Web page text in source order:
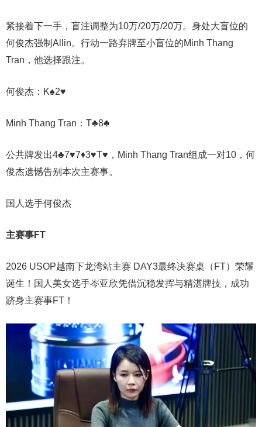
紧接着下一手，盲注调整为10万/20万/20万。身处大盲位的
何俊杰强制Allin。行动一路弃牌至小盲位的Minh Thang
Tran，他选择跟注。
何俊杰：K♠2♥
Minh Thang Tran：T♣8♣
公共牌发出4♣7♥7♦3♥T♥，Minh Thang Tran组成一对10，何
俊杰遗憾告别本次主赛事。
国人选手何俊杰
主赛事FT
2026 USOP越南下龙湾站主赛 DAY3最终决赛桌（FT）荣耀
诞生！国人美女选手岑亚欣凭借沉稳发挥与精湛牌技，成功
跻身主赛事FT！